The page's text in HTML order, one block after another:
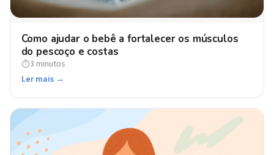
Como ajudar o bebê a fortalecer os músculos
do pescoço e costas
⏱3 minutos
Ler mais →